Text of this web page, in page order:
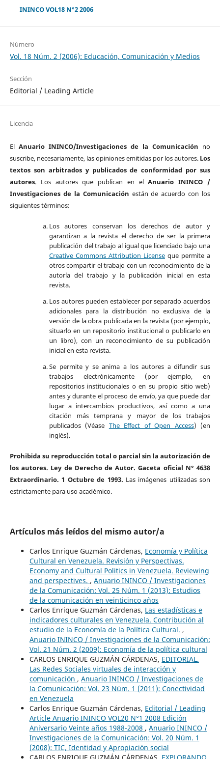
ININCO VOL18 N°2 2006
Número
Vol. 18 Núm. 2 (2006): Educación, Comunicación y Medios
Sección
Editorial / Leading Article
Licencia
El Anuario ININCO/Investigaciones de la Comunicación no
suscribe, necesariamente, las opiniones emitidas por los autores. Los
textos son arbitrados y publicados de conformidad por sus
autores. Los autores que publican en elAnuario ININCO /
Investigaciones de la Comunicación están de acuerdo con los
siguientes términos:
Los autores conservan los derechos de autor y
garantizan a la revista el derecho de ser la primera
publicación del trabajo al igual que licenciado bajo una
Creative Commons Attribution License que permite a
otros compartir el trabajo con un reconocimiento de la
autoría del trabajo y la publicación inicial en esta
revista.
Los autores pueden establecer por separado acuerdos
adicionales para la distribución no exclusiva de la
versión de la obra publicada en la revista (por ejemplo,
situarlo en un repositorio institucional o publicarlo en
un libro), con un reconocimiento de su publicación
inicial en esta revista.
Se permite y se anima a los autores a difundir sus
trabajos electrónicamente (por ejemplo, en
repositorios institucionales o en su propio sitio web)
antes y durante el proceso de envío, ya que puede dar
lugar a intercambios productivos, así como a una
citación más temprana y mayor de los trabajos
publicados (Véase The Effect of Open Access) (en
inglés).
Prohibida su reproducción total o parcial sin la autorización de
los autores. Ley de Derecho de Autor. Gaceta oficial N° 4638
Extraordinario. 1 Octubre de 1993. Las imágenes utilizadas son
estrictamente para uso académico.
Artículos más leídos del mismo autor/a
Carlos Enrique Guzmán Cárdenas, Economía y Política
Cultural en Venezuela. Revisión y Perspectivas.
Economy and Cultural Politics in Venezuela. Reviewing
and perspectives. , Anuario ININCO / Investigaciones
de la Comunicación: Vol. 25 Núm. 1 (2013): Estudios
de la comunicación en veinticinco años
Carlos Enrique Guzmán Cárdenas, Las estadísticas e
indicadores culturales en Venezuela. Contribución al
estudio de la Economía de la Política Cultural. ,
Anuario ININCO / Investigaciones de la Comunicación:
Vol. 21 Núm. 2 (2009): Economía de la política cultural
CARLOS ENRIQUE GUZMÁN CÁRDENAS, EDITORIAL.
Las Redes Sociales virtuales de interacción y
comunicación , Anuario ININCO / Investigaciones de
la Comunicación: Vol. 23 Núm. 1 (2011): Conectividad
en Venezuela
Carlos Enrique Guzmán Cárdenas, Editorial / Leading
Article Anuario ININCO VOL20 N°1 2008 Edición
Aniversario Veinte años 1988-2008 , Anuario ININCO /
Investigaciones de la Comunicación: Vol. 20 Núm. 1
(2008): TIC, Identidad y Apropiación social